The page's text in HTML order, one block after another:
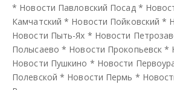
* Новости Павловский Посад *
Камчатский * Новости Пойковский *
Новости Пыть-Ях * Новости
Полысаево * Новости Прокопьевск *
Новости Пушкино * Новости
Полевской * Новости Пермь *